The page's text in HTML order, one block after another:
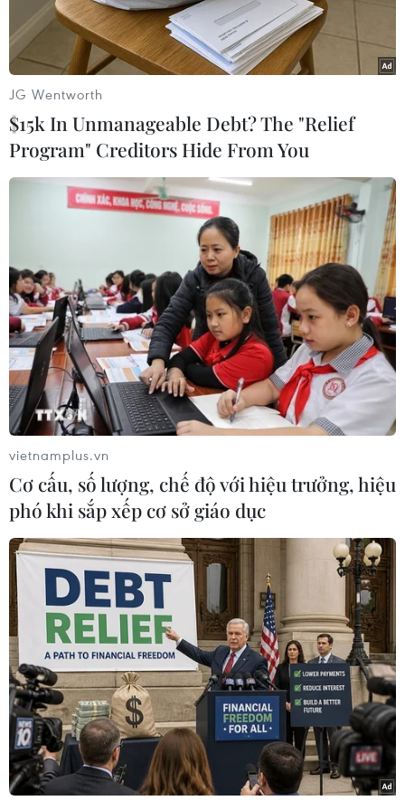
Tổng thống Mỹ Joe Biden phát biểu trong một cuộc vận động
tranh cử. (Ảnh: AFP/TTXVN)
Trong lần thứ 2 trở lại bang Pennsylvania vào
ngày 12/1 (theo giờ địa phương), Tổng thống Mỹ
Joe Biden sẽ nêu bật những thành công của
chính sách kinh tế dưới thời cầm quyền của ông
khi mang lại sự hồi sinh cho ngành sản xuất-chế
tạo ở bang phía Đông Bắc nước Mỹ.
Đây là một phần trong nỗ lực tái tranh cử tổng
thống Mỹ 2024 - chiến dịch mà ông Biden đã
khởi động từ hôm 5/1 vừa qua.
Theo dự kiến, trong bài phát biểu trước những
người ủng hộ tại bang, Tổng thống Biden sẽ nêu
bật sự hồi sinh của các doanh nghiệp vừa và
nhỏ trong lĩnh vực sản xuất và chế tạo nói
chung cũng như trong lĩnh vực sản xuất thép
nói riêng tại bang.
Bên cạnh đó, ông Biden sẽ nhấn mạnh thành
tựu khác về kinh tế khi lạm phát đang có xu
hướng giảm dần. Tỷ lệ thất nghiệp ở thành phố
JG Wentworth
$15k In Unmanageable Debt? The "Relief
Program" Creditors Hide From You
vietnamplus.vn
Cơ cấu, số lượng, chế độ với hiệu trưởng, hiệu
phó khi sắp xếp cơ sở giáo dục